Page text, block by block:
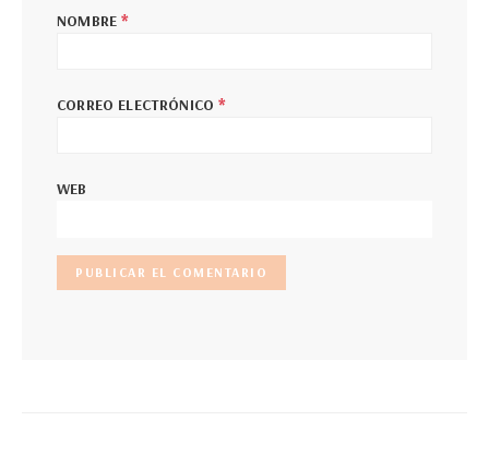
NOMBRE*
CORREO ELECTRÓNICO*
WEB